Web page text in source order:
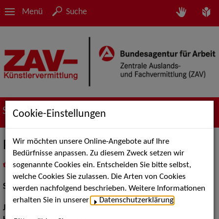
Menü Suche
Suche nach Künstler*innen
Philipp Kühn
als PDF speichern
inMeine Merklistelegen
Schauspiel:Bühne
Jahrgang:
Cookie-Einstellungen
Wir möchten unsere Online-Angebote auf Ihre
Bedürfnisse anpassen. Zu diesem Zweck setzen wir
sogenannte Cookies ein. Entscheiden Sie bitte selbst,
welche Cookies Sie zulassen. Die Arten von Cookies
werden nachfolgend beschrieben. Weitere Informationen
erhalten Sie in unserer
Datenschutzerklärung